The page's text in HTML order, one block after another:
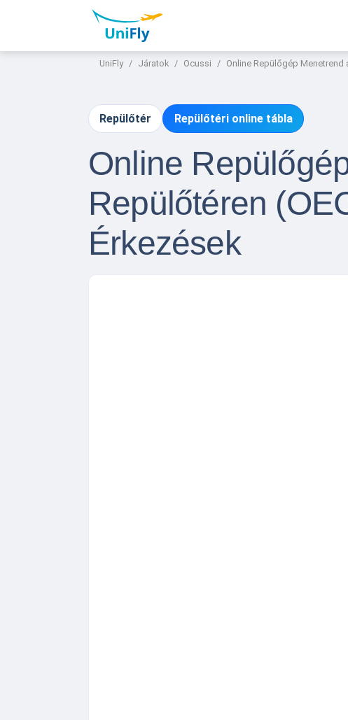
UniFly Járatok Ocussi Online Repülőgép Menetrend
Repülőtér Repülőtéri online tábla
Online
Repülőtéren
Érkezések